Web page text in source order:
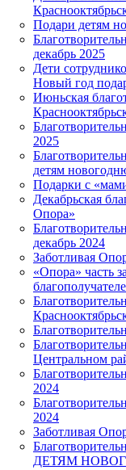
Подари детям
декабрь 2025
Дети
Новый год
Июньская
2025
детям
Подарки с
Декабрьская
Опора»
декабрь 2024
Заботливая
«Опора» часть
Центральном
2024
2024
Заботливая
ДЕТЯМ